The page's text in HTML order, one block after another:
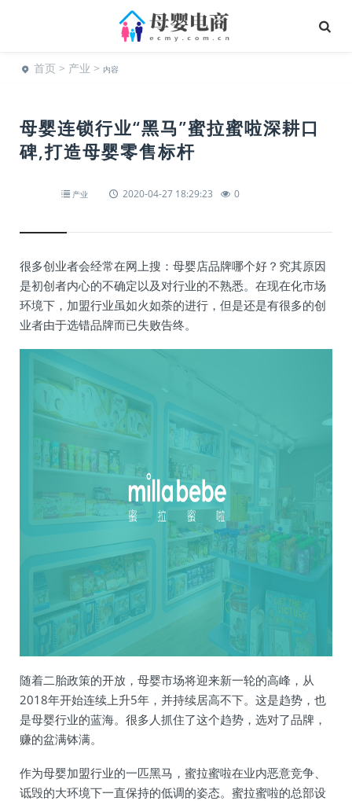
首页 > 产业 > 内容
母婴连锁行业“黑马”蜜拉蜜啦深耕口
碑,打造母婴零售标杆
产业 2020-04-27 18:29:23 0
很多创业者会经常在网上搜：母婴店品牌哪个好？究其原因
是初创者内心的不确定以及对行业的不熟悉。在现在化市场
环境下，加盟行业虽如火如荼的进行，但是还是有很多的创
业者由于选错品牌而已失败告终。
随着二胎政策的开放，母婴市场将迎来新一轮的高峰，从
2018年开始连续上升5年，并持续居高不下。这是趋势，也
是母婴行业的蓝海。很多人抓住了这个趋势，选对了品牌，
赚的盆满钵满。
作为母婴加盟行业的一匹黑马，蜜拉蜜啦在业内恶意竞争、
诋毁的大环境下一直保持的低调的姿态。蜜拉蜜啦的总部设